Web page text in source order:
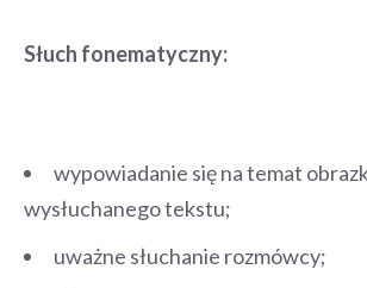
Słuch fonematyczny:
wypowiadanie się na temat
wysłuchanego tekstu;
uważne słuchanie rozmówcy;